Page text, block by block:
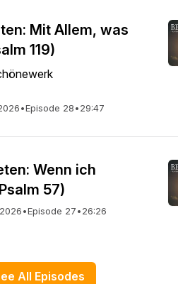
Mit Allem, was
119)
•Episode 28•29:47
Wenn ich
57)
•Episode 27•26:26
All Episodes